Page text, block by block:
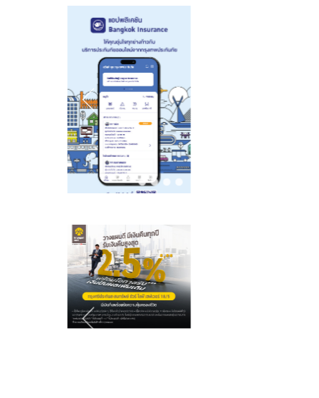
สายงานลูกค้าและ
การตลาด